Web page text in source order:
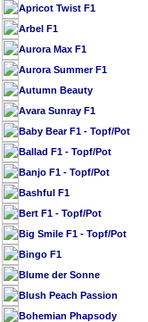
Apricot Twist F1
Arbel F1
Aurora Max F1
Aurora Summer F1
Autumn Beauty
Avara Sunray F1
Baby Bear F1 - Topf/Pot
Ballad F1 - Topf/Pot
Banjo F1 - Topf/Pot
Bashful F1
Bert F1 - Topf/Pot
Big Smile F1 - Topf/Pot
Bingo F1
Blume der Sonne
Blush Peach Passion
Bohemian Phapsody